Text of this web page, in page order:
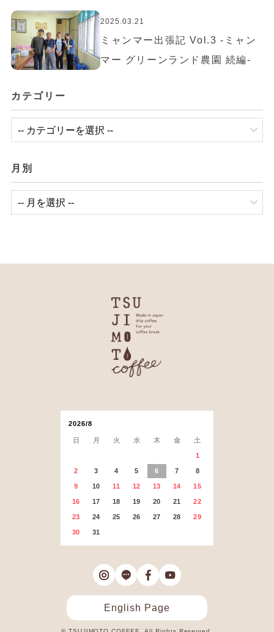
2025.03.21
ミャンマー出張記 Vol.3 -ミャン
マー グリーンランド農園 続編-
カテゴリー
月別
2026/8
日 月 火 水 木 金 土
1
2 3 4 5 6 7 8
9 10 11 12 13 14 15
16 17 18 19 20 21 22
23 24 25 26 27 28 29
30 31
English Page